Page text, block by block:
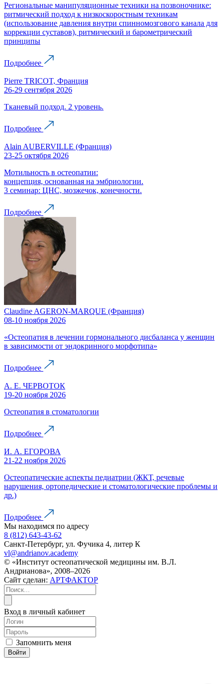
Региональные манипуляционные техники на позвоночнике:
ритмический подход к низкоскоростным техникам
(использование давления внутри спинномозгового канала для
коррекции суставов), ритмический и барометрический
принципы
Подробнее
Pierre TRICOT, Франция
26-29 сентября 2026
Тканевый подход. 2 уровень.
Подробнее
Alain AUBERVILLE (Франция)
23-25 октября 2026
Мотильность в остеопатии:
концепция, основанная на эмбриологии.
3 семинар: ЦНС, мозжечок, конечности.
Подробнее
Claudine AGERON-MARQUE (Франция)
08-10 ноября 2026
«Остеопатия в лечении гормонального дисбаланса у женщин
в зависимости от эндокринного морфотипа»
Подробнее
А. Е. ЧЕРВОТОК
19-20 ноября 2026
Остеопатия в стоматологии
Подробнее
И. А. ЕГОРОВА
21-22 ноября 2026
Остеопатические аспекты педиатрии (ЖКТ, речевые
нарушения, ортопедические и стоматологические проблемы и
др.)
Подробнее
Мы находимся по адресу
8 (812) 643-43-62
Санкт-Петербург, ул. Фучика 4, литер К
vl@andrianov.academy
© «Институт остеопатической медицины им. В.Л.
Андрианова», 2008–2026
Сайт сделан: АРТФАКТОР
Вход в личный кабинет
Запомнить меня